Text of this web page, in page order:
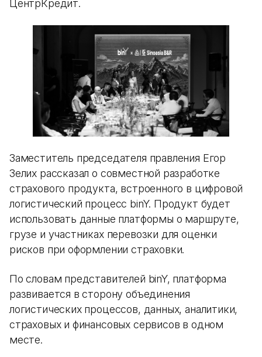
ЦентрКредит.
Заместитель председателя правления Егор
Зелих рассказал о совместной разработке
страхового продукта, встроенного в цифровой
логистический процесс binY. Продукт будет
использовать данные платформы о маршруте,
грузе и участниках перевозки для оценки
рисков при оформлении страховки.
По словам представителей binY, платформа
развивается в сторону объединения
логистических процессов, данных, аналитики,
страховых и финансовых сервисов в одном
месте.